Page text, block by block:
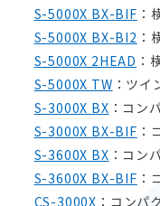
S-5000X BX-BIF ：
S-5000X BX-BI2 ：
S-5000X 2HEAD ：
S-5000X TW ：ツ
S-3000X BX ：コン
S-3000X BX-BIF ：
S-3600X BX ：コン
S-3600X BX-BIF ：
CS-3000X ：コンパ